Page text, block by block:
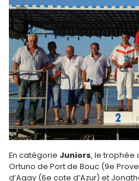
En catégorie Juniors, le trophée
Ortuno de Port de Bouc (9e
d’Agay (6e cote d’Azur) et